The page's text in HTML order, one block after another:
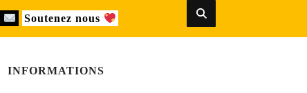
Soutenez nous
INFORMATIONS